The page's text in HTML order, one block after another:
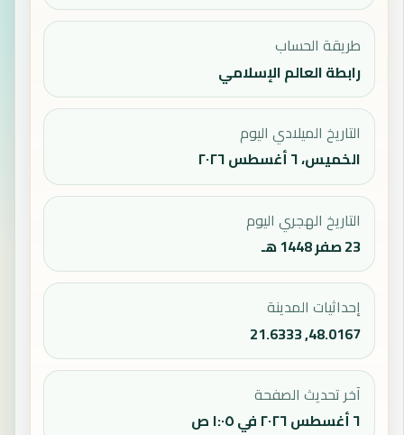
طريقة الحساب
رابطة العالم الإسلامي
التاريخ الميلادي اليوم
الخميس، ٦ أغسطس ٢٠٢٦
التاريخ الهجري اليوم
23 صفر 1448 هـ
إحداثيات المدينة
48.0167, 21.6333
آخر تحديث الصفحة
٦ أغسطس ٢٠٢٦ في ١:٠٥ ص